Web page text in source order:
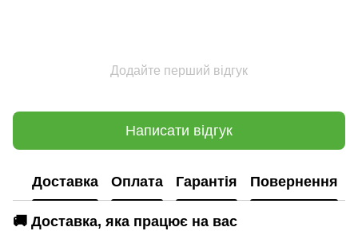
Додайте перший відгук
Написати відгук
Доставка Оплата Гарантія Повернення
🚚 Доставка, яка працює на вас